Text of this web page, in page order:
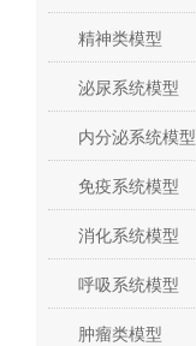
精神类模型
泌尿系统模型
内分泌系统模型
免疫系统模型
消化系统模型
呼吸系统模型
肿瘤类模型